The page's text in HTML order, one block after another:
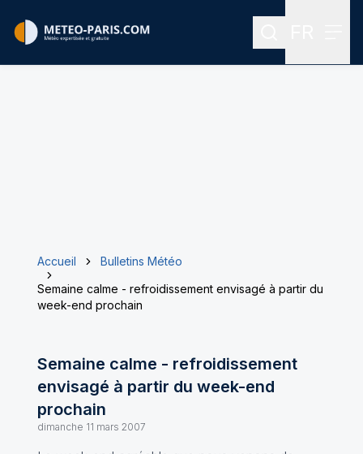
Rechercher
Accueil
Bulletins Météo
Semaine calme - refroidissement envisagé à partir du
week-end prochain
Semaine calme - refroidissement
envisagé à partir du week-end
prochain
dimanche 11 mars 2007